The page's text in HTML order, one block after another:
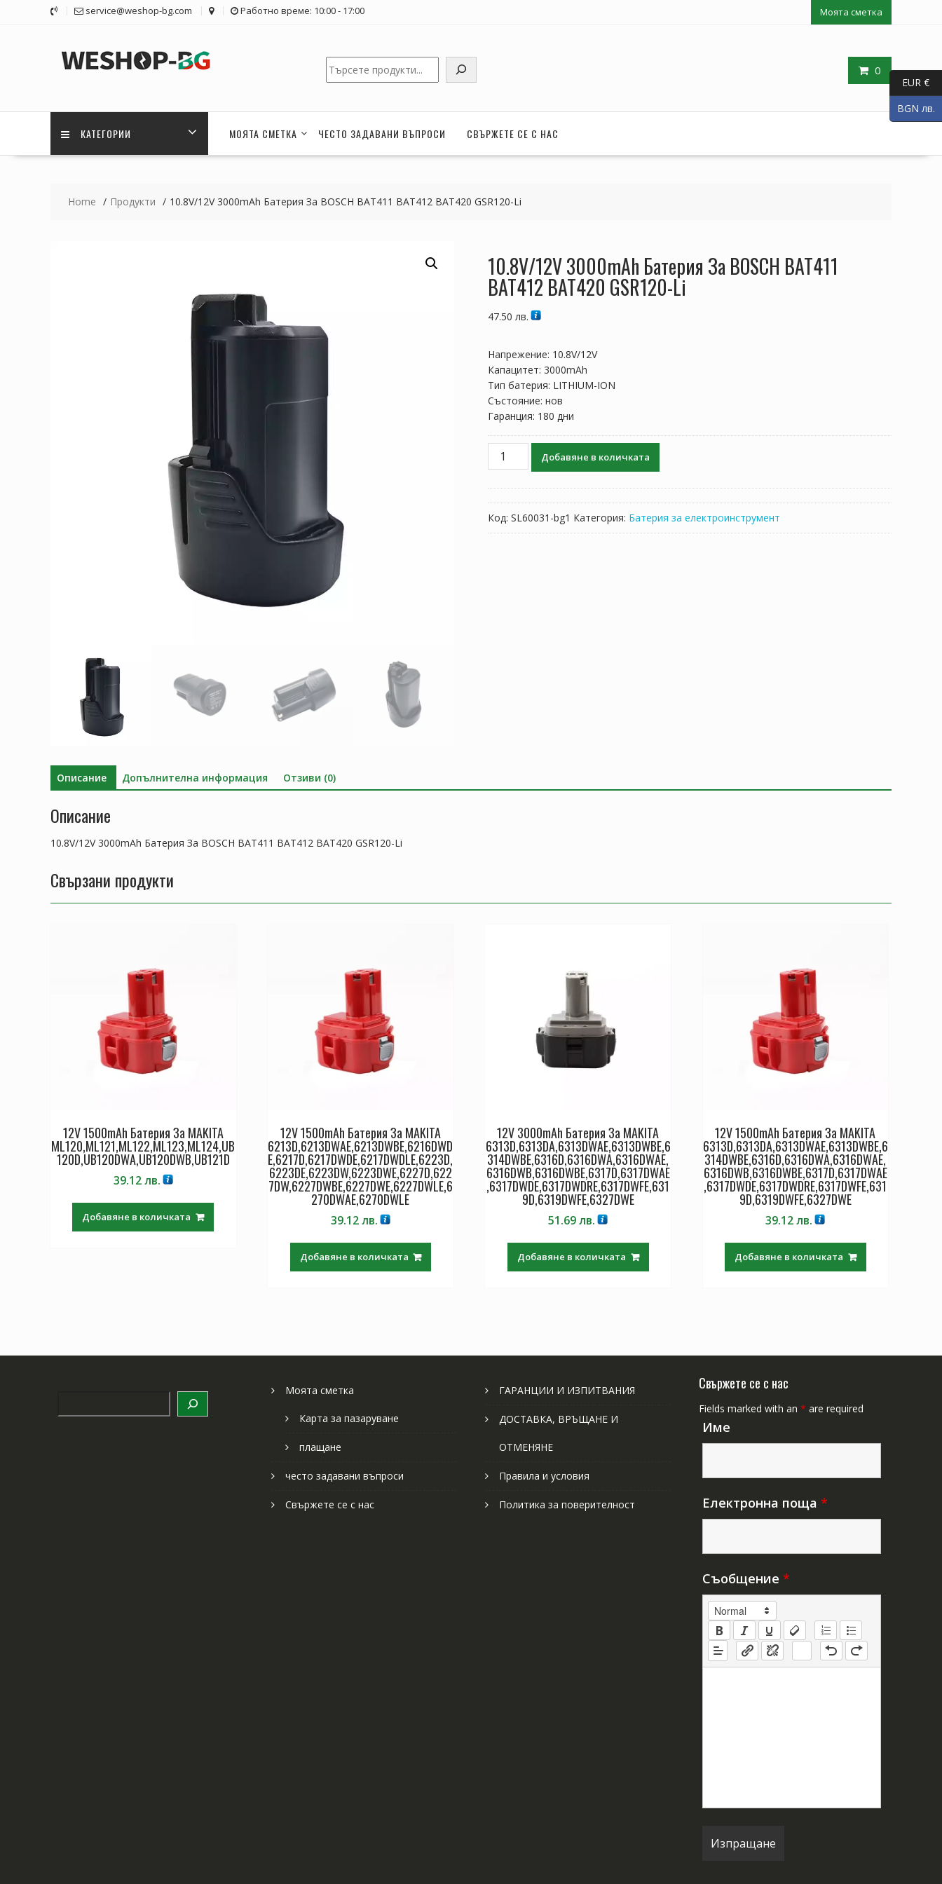
service@weshop-bg.com Работно време: 10:00 - 17:00 Моята сметка
0
Търсене
КАТЕГОРИИ МОЯТА СМЕТКА ЧЕСТО ЗАДАВАНИ ВЪПРОСИ СВЪРЖЕТЕ СЕ С НАС
Home Продукти 10.8V/12V 3000mAh Батерия За BOSCH BAT411 BAT412 BAT420 GSR120-Li
10.8V/12V 3000mAh Батерия За BOSCH BAT411
BAT412 BAT420 GSR120-Li
47.50 лв.
Напрежение: 10.8V/12V
Капацитет: 3000mAh
Тип батерия: LITHIUM-ION
Състояние: нов
Гаранция: 180 дни
количество
Добавяне в количката
Код: SL60031-bg1 Категория: Батерия за електроинструмент
Описание Допълнителна информация Отзиви (0)
Описание
10.8V/12V 3000mAh Батерия За BOSCH BAT411 BAT412 BAT420 GSR120-Li
Свързани продукти
12V 1500mAh Батерия За MAKITA
ML120,ML121,ML122,ML123,ML124,UB
120D,UB120DWA,UB120DWB,UB121D
39.12лв.
Добавяне в количката
12V 1500mAh Батерия За MAKITA
6213D,6213DWAE,6213DWBE,6216DWD
E,6217D,6217DWDE,6217DWDLE,6223D,
6223DE,6223DW,6223DWE,6227D,622
7DW,6227DWBE,6227DWE,6227DWLE,6
270DWAE,6270DWLE
39.12лв.
Добавяне в количката
12V 3000mAh Батерия За MAKITA
6313D,6313DA,6313DWAE,6313DWBE,6
314DWBE,6316D,6316DWA,6316DWAE,
6316DWB,6316DWBE,6317D,6317DWAE
,6317DWDE,6317DWDRE,6317DWFE,631
9D,6319DWFE,6327DWE
51.69лв.
Добавяне в количката
12V 1500mAh Батерия За MAKITA
6313D,6313DA,6313DWAE,6313DWBE,6
314DWBE,6316D,6316DWA,6316DWAE,
6316DWB,6316DWBE,6317D,6317DWAE
,6317DWDE,6317DWDRE,6317DWFE,631
9D,6319DWFE,6327DWE
39.12лв.
Добавяне в количката
Моята сметка
Карта за пазаруване
плащане
често задавани въпроси
Свържете се с нас
ГАРАНЦИИ И ИЗПИТВАНИЯ
ДОСТАВКА, ВРЪЩАНЕ И
ОТМЕНЯНЕ
Правила и условия
Политика за поверителност
Свържете се с нас
Fields marked with an * are required
Име
Електронна поща *
Съобщение *
EUR €
BGN лв.